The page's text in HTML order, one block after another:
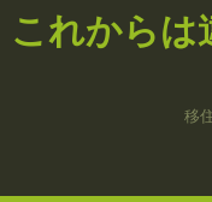
Skip
toこれからは
移